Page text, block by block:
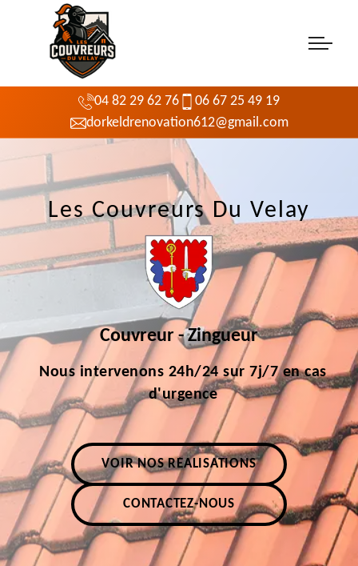
04 82 29 62 76
06 67 25 49 19
dorkeldrenovation612@gmail.com
Les Couvreurs Du Velay
Couvreur - Zingueur
Nous intervenons 24h/24 sur 7j/7 en cas
d'urgence
VOIR NOS RÉALISATIONS
CONTACTEZ-NOUS